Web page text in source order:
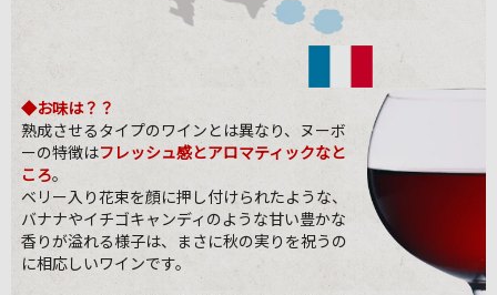
◆お味は？？
熟成させるタイプのワインとは異なり、ヌーボ
ーの特徴はフレッシュ感とアロマティックなと
ころ。
ベリー入り花束を顔に押し付けられたような、
バナナやイチゴキャンディのような甘い豊かな
香りが溢れる様子は、まさに秋の実りを祝うの
に相応しいワインです。